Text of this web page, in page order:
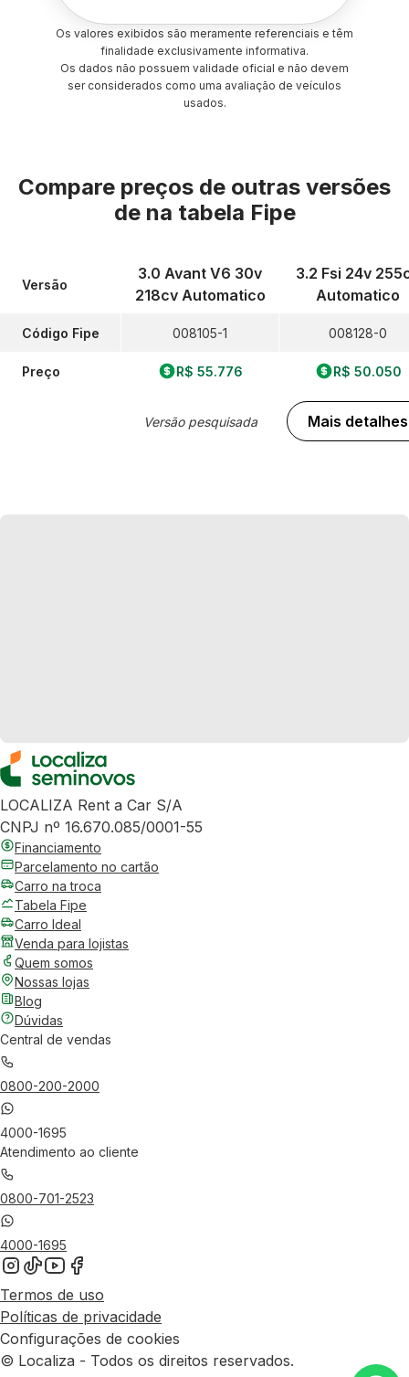
Os valores exibidos são meramente referenciais e têm
finalidade exclusivamente informativa.
Os dados não possuem validade oficial e não devem
ser considerados como uma avaliação de veículos
usados.
Compare preços de outras versões
de na tabela Fipe
Versão
Código Fipe
Preço
3.0 Avant V6 30v
218cv Automatico
008105-1
R$ 55.776
Versão pesquisada
3.2 Fsi 24v
Automatico
008128-0
R$ 50.050
Mais detalhes
LOCALIZA Rent a Car S/A
CNPJ nº 16.670.085/0001-55
Financiamento
Parcelamento no cartão
Carro na troca
Tabela Fipe
Carro Ideal
Venda para lojistas
Quem somos
Nossas lojas
Blog
Dúvidas
Central de vendas
0800-200-2000
4000-1695
Atendimento ao cliente
0800-701-2523
4000-1695
Termos de uso
Políticas de privacidade
Configurações de cookies
© Localiza - Todos os direitos reservados.